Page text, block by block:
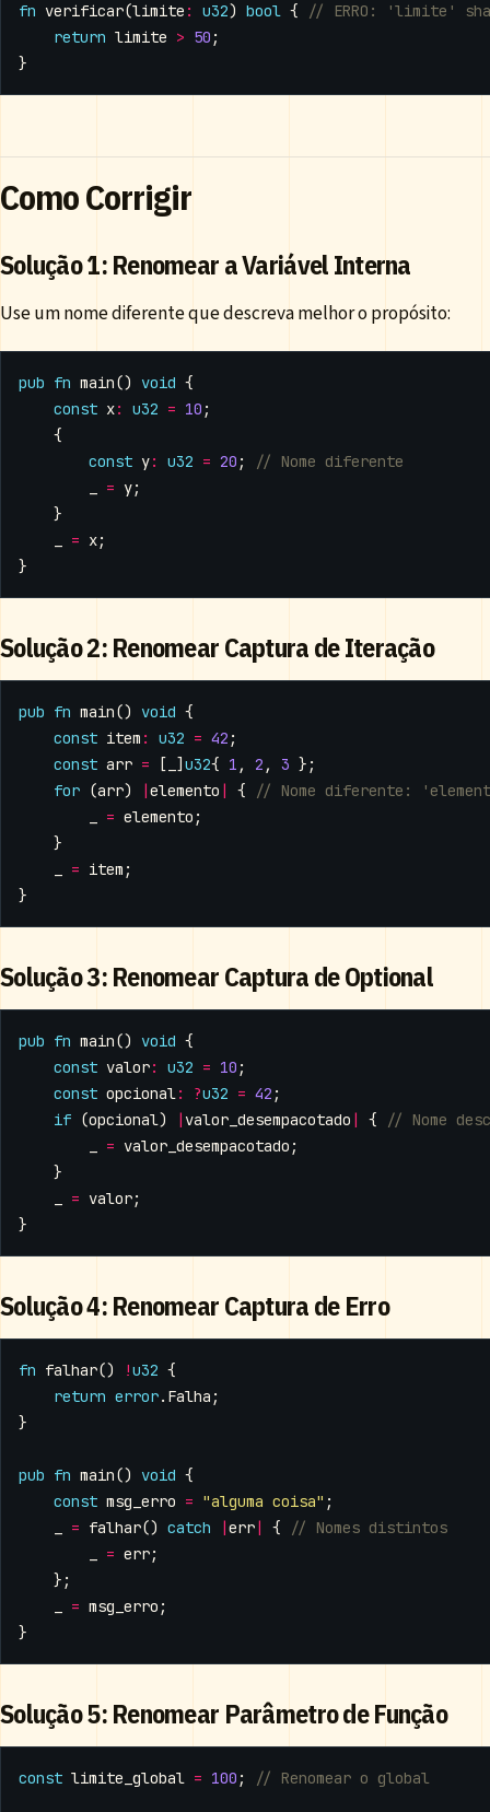
fn verificar(limite : u32) bool {
return limite > 50 ;
}
Como Corrigir
Solução 1: Renomear a Variável Interna
Use um nome diferente que descreva melhor o propósito:
pub fn main() void {
const x: u32 = 10 ;
{
const y: u32 = 20 ;
= y;
}
= x;
}
Solução 2: Renomear Captura de Iteração
pub fn main() void {
const item : u32 = 42 ;
const arr = [ ] u32{ 1 , 2 , 3 };
for (arr) elemento
{
= elemento ;
}
= item ;
}
Solução 3: Renomear Captura de Optional
pub fn main() void {
const valor: u32 = 10 ;
const opcional: ?u32 = 42 ;
if (opcional) valor_desempacotado
{
= valor_desempacotado ;
}
= valor;
}
Solução 4: Renomear Captura de Erro
fn falhar() !u32 {
return error. Falha ;
}
pub fn main() void {
const msg_erro = "alguma coisa" ;
= falhar() catch err {
= err;
};
= msg_erro ;
}
Solução 5: Renomear Parâmetro de Função
const limite_global = 100 ;